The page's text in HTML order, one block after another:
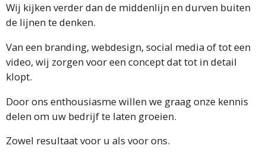
Wij kijken verder dan de middenlijn en durven buiten
de lijnen te denken.
Van een branding, webdesign, social media of tot een
video, wij zorgen voor een concept dat tot in detail
klopt.
Door ons enthousiasme willen we graag onze kennis
delen om uw bedrijf te laten groeien.
Zowel resultaat voor u als voor ons.